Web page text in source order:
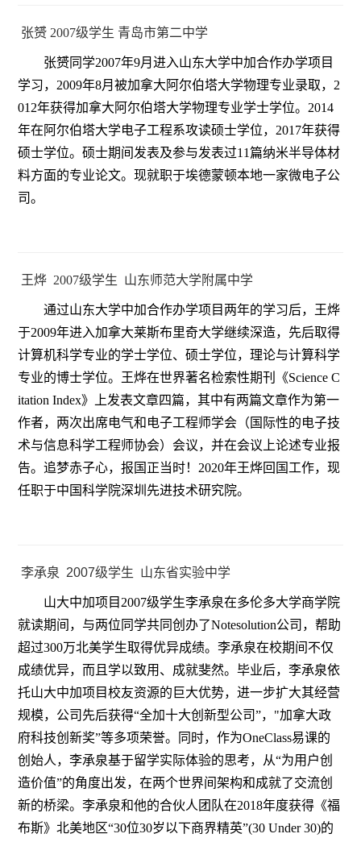
张赟 2007级学生 青岛市第二中学
张赟同学2007年9月进入山东大学中加合作办学项目
学习，2009年8月被加拿大阿尔伯塔大学物理专业录取，2
012年获得加拿大阿尔伯塔大学物理专业学士学位。2014
年在阿尔伯塔大学电子工程系攻读硕士学位，2017年获得
硕士学位。硕士期间发表及参与发表过11篇纳米半导体材
料方面的专业论文。现就职于埃德蒙顿本地一家微电子公
司。
王烨 2007级学生 山东师范大学附属中学
通过山东大学中加合作办学项目两年的学习后，王烨
于2009年进入加拿大莱斯布里奇大学继续深造，先后取得
计算机科学专业的学士学位、硕士学位，理论与计算科学
专业的博士学位。王烨在世界著名检索性期刊《Science C
itation Index》上发表文章四篇，其中有两篇文章作为第一
作者，两次出席电气和电子工程师学会（国际性的电子技
术与信息科学工程师协会）会议，并在会议上论述专业报
告。追梦赤子心，报国正当时！2020年王烨回国工作，现
任职于中国科学院深圳先进技术研究院。
李承泉 2007级学生 山东省实验中学
山大中加项目2007级学生李承泉在多伦多大学商学院
就读期间，与两位同学共同创办了Notesolution公司，帮助
超过300万北美学生取得优异成绩。李承泉在校期间不仅
成绩优异，而且学以致用、成就斐然。毕业后，李承泉依
托山大中加项目校友资源的巨大优势，进一步扩大其经营
规模，公司先后获得“全加十大创新型公司”，"加拿大政
府科技创新奖”等多项荣誉。同时，作为OneClass易课的
创始人，李承泉基于留学实际体验的思考，从“为用户创
造价值”的角度出发，在两个世界间架构和成就了交流创
新的桥梁。李承泉和他的合伙人团队在2018年度获得《福
布斯》北美地区“30位30岁以下商界精英”(30 Under 30)的